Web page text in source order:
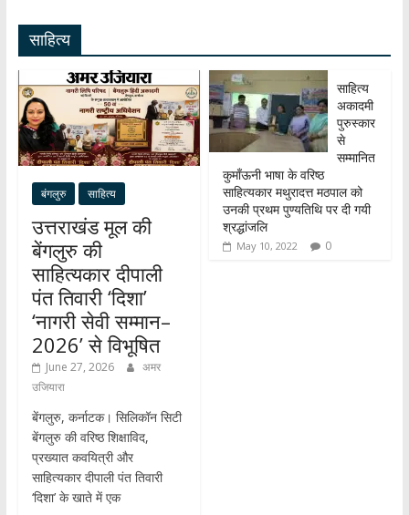
A
p
p
o
k
m
e
dI
n
साहित्य
बंगलुरु साहित्य
उत्तराखंड मूल की
बेंगलुरु की
साहित्यकार दीपाली
पंत तिवारी ‘दिशा’
‘नागरी सेवी सम्मान–
2026’ से विभूषित
June 27, 2026
अमर
उजियारा
बेंगलुरु, कर्नाटक। सिलिकॉन सिटी
बेंगलुरु की वरिष्ठ शिक्षाविद,
प्रख्यात कवयित्री और
साहित्यकार दीपाली पंत तिवारी
‘दिशा’ के खाते में एक
साहित्य
अकादमी
पुरुस्कार
से
सम्मानित
कुमाँऊनी भाषा के वरिष्ठ
साहित्यकार मथुरादत्त मठपाल को
उनकी प्रथम पुण्यतिथि पर दी गयी
श्रद्धांजलि
May 10, 2022 0